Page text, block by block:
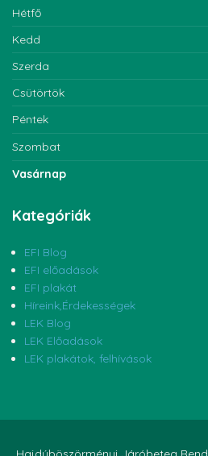
Hétfő
Kedd
Szerda
Csütörtök
Péntek
Szombat
Vasárnap
Kategóriák
EFI Blog
EFI előadások
EFI plakát
Híreink,Érdekességek
LEK Blog
LEK Előadások
LEK plakátok, felhívások